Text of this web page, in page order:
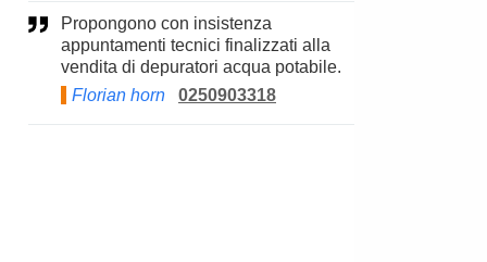
Propongono con insistenza
appuntamenti tecnici finalizzati alla
vendita di depuratori acqua potabile.
Florian horn
0250903318